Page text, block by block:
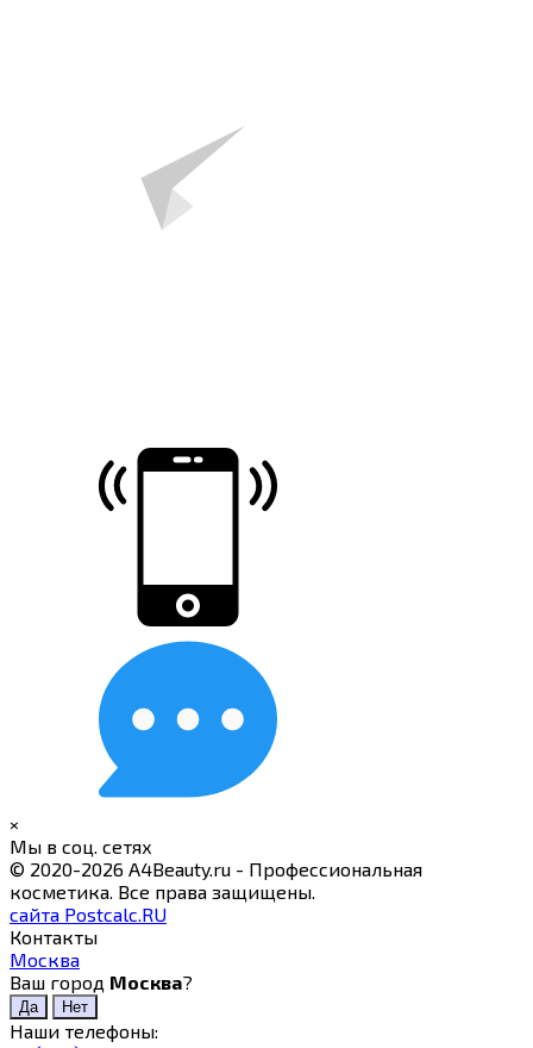
×
Мы в соц. сетях
© 2020-2026 A4Beauty.ru - Профессиональная
косметика. Все права защищены.
сайта Postcalc.RU
Контакты
Москва
Ваш город Москва?
Наши телефоны: